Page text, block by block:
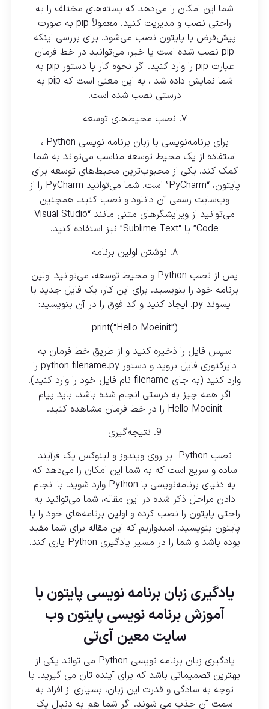
شما این امکان را می‌دهد که بسته‌های مختلف را به
راحتی نصب و مدیریت کنید. معمولاً pip به صورت
پیش‌فرض با پایتون نصب می‌شود. برای بررسی اینکه
pip نصب شده است یا خیر، می‌توانید در خط فرمان
عبارت pip را وارد کنید. اگر نحوه کار با دستور pip به
شما نمایش داده شد ، به این معنی است که pip به
درستی نصب شده است.
۷. نصب محیط‌های توسعه
برای برنامه‌نویسی با زبان برنامه نویسی Python ،
استفاده از یک محیط توسعه مناسب می‌تواند به شما
کمک کند. یکی از محبوب‌ترین محیط‌های توسعه برای
پایتون، “PyCharm” است. شما می‌توانید PyCharm را از
وب‌سایت رسمی آن دانلود و نصب کنید. همچنین
می‌توانید از ویرایشگرهای متنی مانند “Visual Studio
Code” یا “Sublime Text” نیز استفاده کنید.
۸. نوشتن اولین برنامه
پس از نصب Python و محیط توسعه، می‌توانید اولین
برنامه خود را بنویسید. برای این کار، یک فایل جدید با
پسوند py. ایجاد کنید و کد فوق را در آن بنویسید:
print(“Hello Moeinit”)
سپس فایل را ذخیره کنید و از طریق خط فرمان به
دایرکتوری فایل بروید و دستور python filename.py را
وارد کنید (به جای filename نام فایل خود را وارد کنید).
اگر همه چیز به درستی انجام شده باشد، باید پیام
Hello Moeinit را در خط فرمان مشاهده کنید.
9. نتیجه‌گیری
نصب Python بر روی ویندوز و لینوکس یک فرآیند
ساده و سریع است که به شما این امکان را می‌دهد که
به دنیای برنامه‌نویسی با Python وارد شوید. با انجام
دادن مراحل ذکر شده در این مقاله، شما می‌توانید به
راحتی پایتون را نصب کرده و اولین برنامه‌های خود را با
پایتون بنویسید. امیدواریم که این مقاله برای شما مفید
بوده باشد و شما را در مسیر یادگیری Python یاری کند.
یادگیری زبان برنامه نویسی پایتون با
آموزش برنامه نویسی پایتون وب
سایت معین آی‌تی
یادگیری زبان برنامه نویسی Python می تواند یکی از
بهترین تصمیماتی باشد که برای آینده تان می گیرید. با
توجه به سادگی و قدرت این زبان، بسیاری از افراد به
سمت آن جذب می شوند. اگر شما هم به دنبال یک